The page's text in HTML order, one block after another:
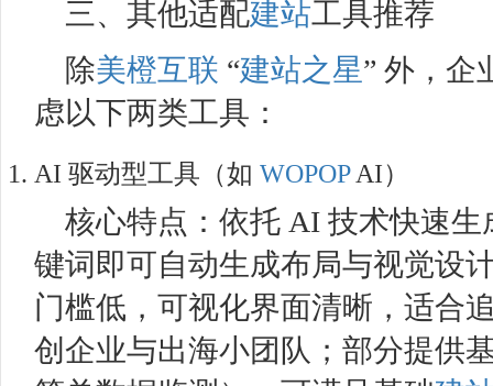
三、其他适配建站工具推荐​
除美橙互联 “建站之星” 外，企
虑以下两类工具：​
AI 驱动型工具（如 WOPOPAI）​
核心特点：依托 AI 技术快速
键词即可自动生成布局与视觉设
门槛低，可视化界面清晰，适合
创企业与出海小团队；部分提供